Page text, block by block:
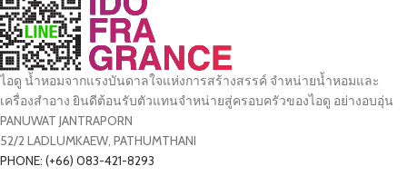
ไอดู น้ำหอมจากแรงบันดาลใจแห่งการสร้างสรรค์ จำหน่ายน้ำหอมและ
เครื่องสำอาง ยินดีต้อนรับตัวแทนจำหน่ายสู่ครอบครัวของไอดู อย่างอบอุ่น
PANUWAT JANTRAPORN
52/2 LADLUMKAEW, PATHUMTHANI
PHONE: (+66) 083-421-8293